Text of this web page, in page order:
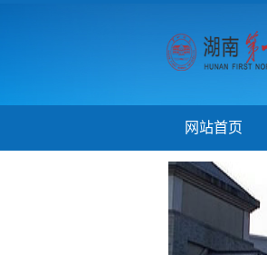
网站首页